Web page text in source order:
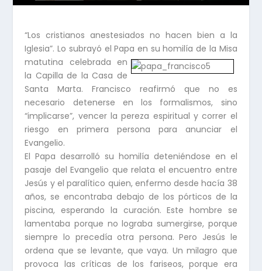
“Los cristianos anestesiados no hacen bien a la
Iglesia”. Lo subrayó el Papa en su homilía de la Misa
matutina celebrada en
la Capilla de la Casa de
Santa Marta. Francisco reafirmó que no es
necesario detenerse en los formalismos, sino
“implicarse”, vencer la pereza espiritual y correr el
riesgo en primera persona para anunciar el
Evangelio.
El Papa desarrolló su homilía deteniéndose en el
pasaje del Evangelio que relata el encuentro entre
Jesús y el paralítico quien, enfermo desde hacía 38
años, se encontraba debajo de los pórticos de la
piscina, esperando la curación. Este hombre se
lamentaba porque no lograba sumergirse, porque
siempre lo precedía otra persona. Pero Jesús le
ordena que se levante, que vaya. Un milagro que
provoca las críticas de los fariseos, porque era